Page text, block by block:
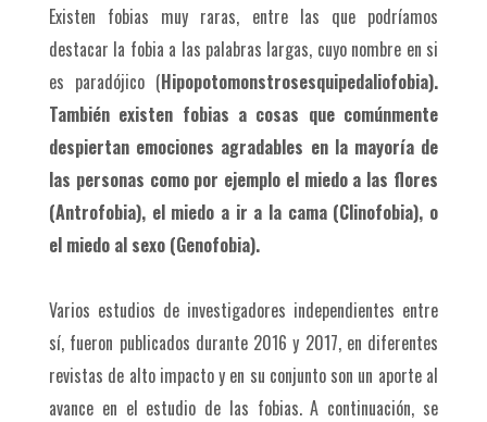
Existen fobias muy raras, entre las que podríamos
destacar la fobia a las palabras largas, cuyo nombre en si
es paradójico (Hipopotomonstrosesquipedaliofobia).
También existen fobias a cosas que comúnmente
despiertan emociones agradables en la mayoría de
las personas como por ejemplo el miedo a las flores
(Antrofobia), el miedo a ir a la cama (Clinofobia), o
el miedo al sexo (Genofobia).
Varios estudios de investigadores independientes entre
sí, fueron publicados durante 2016 y 2017, en diferentes
revistas de alto impacto y en su conjunto son un aporte al
avance en el estudio de las fobias. A continuación, se